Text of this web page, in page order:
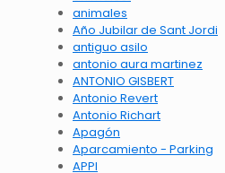
animales
Año Jubilar de Sant Jordi
antiguo asilo
antonio aura martinez
ANTONIO GISBERT
Antonio Revert
Antonio Richart
Apagón
Aparcamiento - Parking
APPI